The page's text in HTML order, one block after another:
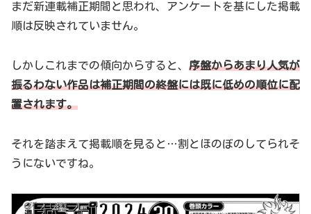
まだ新連載補正期間と思われ、アンケートを基にした掲載
順は反映されていません。
しかしこれまでの傾向からすると、 序盤からあまり人気が
振るわない作品は補正期間の終盤には既に低めの順位に配
置されます。
それを踏まえて掲載順を見ると…割とほのぼのしてられそ
うにないですね。